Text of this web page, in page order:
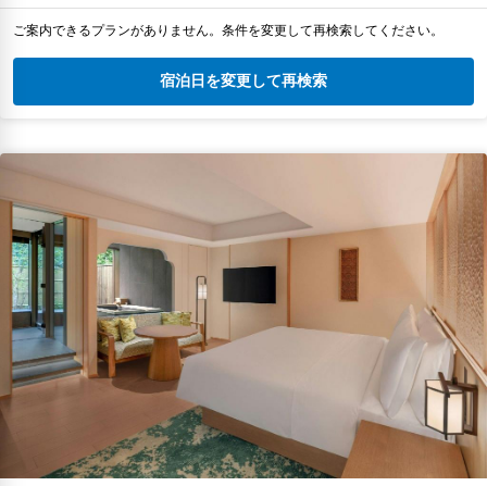
ご案内できるプランがありません。条件を変更して再検索してください。
宿泊日を変更して再検索